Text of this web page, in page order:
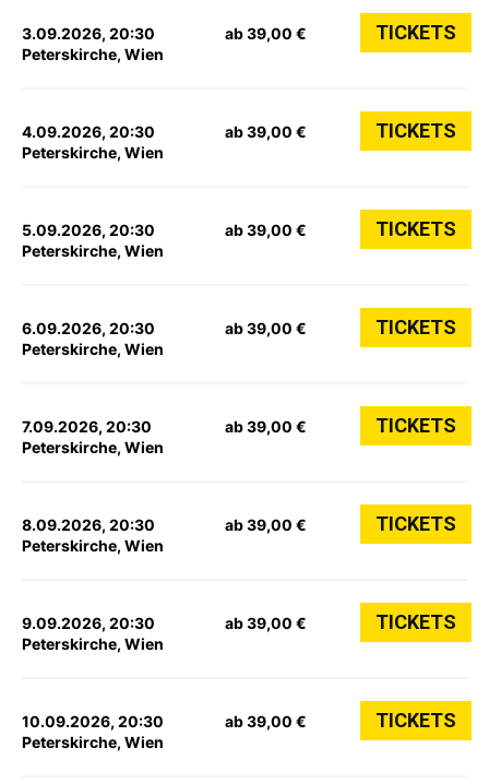
3.09.2026, 20:30
Peterskirche, Wien
ab 39,00 € TICKETS
4.09.2026, 20:30
Peterskirche, Wien
ab 39,00 € TICKETS
5.09.2026, 20:30
Peterskirche, Wien
ab 39,00 € TICKETS
6.09.2026, 20:30
Peterskirche, Wien
ab 39,00 € TICKETS
7.09.2026, 20:30
Peterskirche, Wien
ab 39,00 € TICKETS
8.09.2026, 20:30
Peterskirche, Wien
ab 39,00 € TICKETS
9.09.2026, 20:30
Peterskirche, Wien
ab 39,00 € TICKETS
10.09.2026, 20:30
Peterskirche, Wien
ab 39,00 € TICKETS